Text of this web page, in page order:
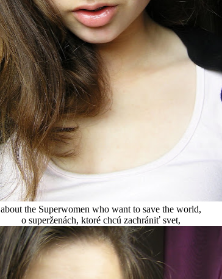
about the Superwomen who want to save the world,
o superženách, ktoré chcú zachrániť svet,